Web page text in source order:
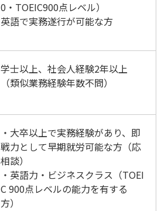
0・TOEIC900点レベル）
英語で実務遂行が可能な方
学士以上、社会人経験2年以上
（類似業務経験年数不問）
・大卒以上で実務経験があり、即
戦力として早期就労可能な方（応
相談）
・英語力・ビジネスクラス（TOEI
C 900点レベルの能力を有する
方）